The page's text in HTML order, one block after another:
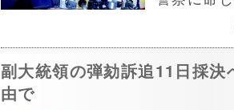
副大統領の弾劾訴追11日採
由で